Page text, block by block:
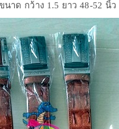
นาด กว้าง 1.5 ยาว 48-52 นิ้ว